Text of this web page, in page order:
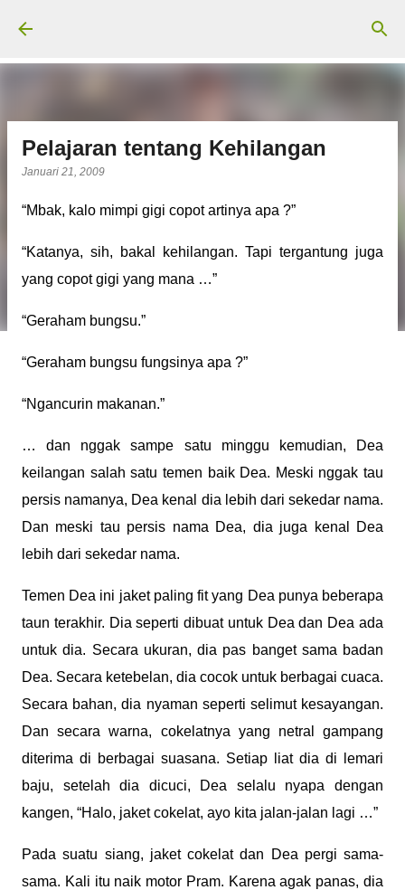
Pelajaran tentang Kehilangan
Januari 21, 2009
“Mbak, kalo mimpi gigi copot artinya apa ?”
“Katanya, sih, bakal kehilangan. Tapi tergantung juga
yang copot gigi yang mana …”
“Geraham bungsu.”
“Geraham bungsu fungsinya apa ?”
“Ngancurin makanan.”
… dan nggak sampe satu minggu kemudian, Dea
keilangan salah satu temen baik Dea. Meski nggak tau
persis namanya, Dea kenal dia lebih dari sekedar nama.
Dan meski tau persis nama Dea, dia juga kenal Dea
lebih dari sekedar nama.
Temen Dea ini jaket paling fit yang Dea punya beberapa
taun terakhir. Dia seperti dibuat untuk Dea dan Dea ada
untuk dia. Secara ukuran, dia pas banget sama badan
Dea. Secara ketebelan, dia cocok untuk berbagai cuaca.
Secara bahan, dia nyaman seperti selimut kesayangan.
Dan secara warna, cokelatnya yang netral gampang
diterima di berbagai suasana. Setiap liat dia di lemari
baju, setelah dia dicuci, Dea selalu nyapa dengan
kangen, “Halo, jaket cokelat, ayo kita jalan-jalan lagi …”
Pada suatu siang, jaket cokelat dan Dea pergi sama-
sama. Kali itu naik motor Pram. Karena agak panas, dia